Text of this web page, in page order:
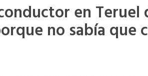
en
no sabía que